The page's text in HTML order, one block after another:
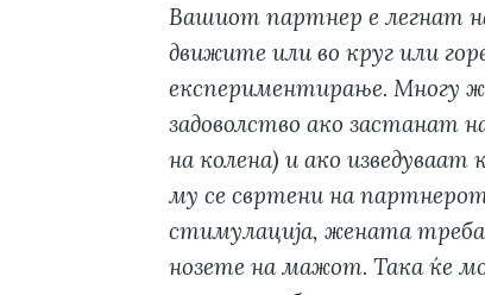
Вашиот партнер е легнат на
движите или во круг или
експериментирање. Многу
задоволство ако застанат
на колена) и ако
му се свртени на партнерот
стимулација, жената треба
нозете на мажот. Така ќе